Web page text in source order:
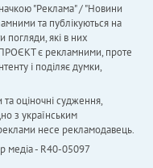
"Реклама" / "Новини
та публікуються на
погляди, які в них
є рекламними, проте
і поділяє думки,
та оціночні судження,
з українським
реклами несе рекламодавець.
медіа - R40-05097